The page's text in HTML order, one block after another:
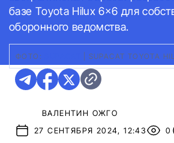
базе Toyota Hilux 6×6 для
оборонного ведомства.
ФОТО: SUPACAT TOYOTA
ВАЛЕНТИН ОЖГО
27 СЕНТЯБРЯ 2024, 12:43
0